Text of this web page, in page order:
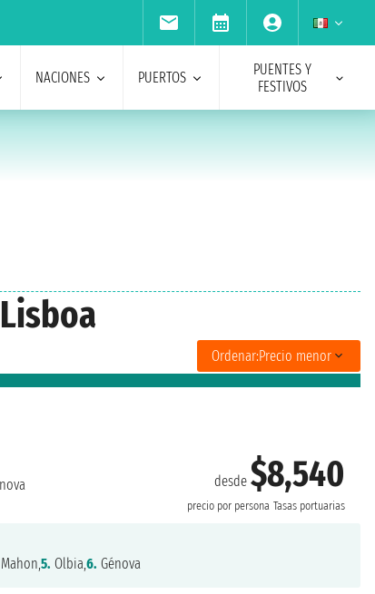
NACIONES PUERTOS
PUENTES Y
FESTIVOS
Ordenar:Precio menor
desde $8,540
precio por persona Tasas portuarias
Mahon,5. Olbia,6. Génova